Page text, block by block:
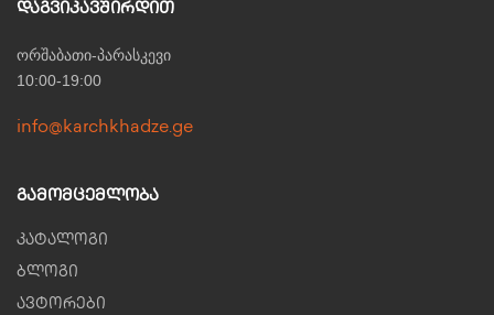
Დაგვიკავშირდით
ორშაბათი-პარასკევი
10:00-19:00
info@karchkhadze.ge
Გამომცემლობა
კატალოგი
ბლოგი
ავტორები